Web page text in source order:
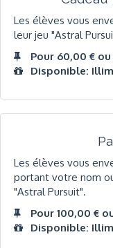
Les élèves vous
leur jeu "Astral
Pour 60,00 €
Disponible:
Les élèves vous
portant votre nom
"Astral Pursuit".
Pour 100,00 €
Disponible: